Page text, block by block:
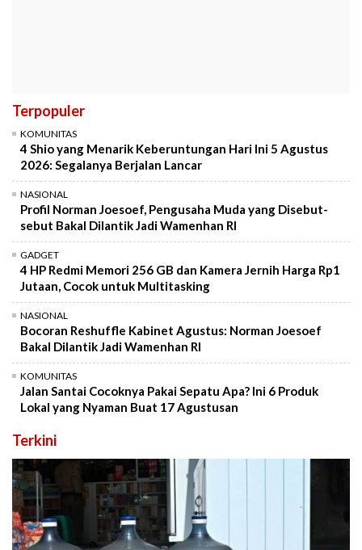
Terpopuler
KOMUNITAS
4 Shio yang Menarik Keberuntungan Hari Ini 5 Agustus
2026: Segalanya Berjalan Lancar
NASIONAL
Profil Norman Joesoef, Pengusaha Muda yang Disebut-
sebut Bakal Dilantik Jadi Wamenhan RI
GADGET
4 HP Redmi Memori 256 GB dan Kamera Jernih Harga Rp1
Jutaan, Cocok untuk Multitasking
NASIONAL
Bocoran Reshuffle Kabinet Agustus: Norman Joesoef
Bakal Dilantik Jadi Wamenhan RI
KOMUNITAS
Jalan Santai Cocoknya Pakai Sepatu Apa? Ini 6 Produk
Lokal yang Nyaman Buat 17 Agustusan
Terkini